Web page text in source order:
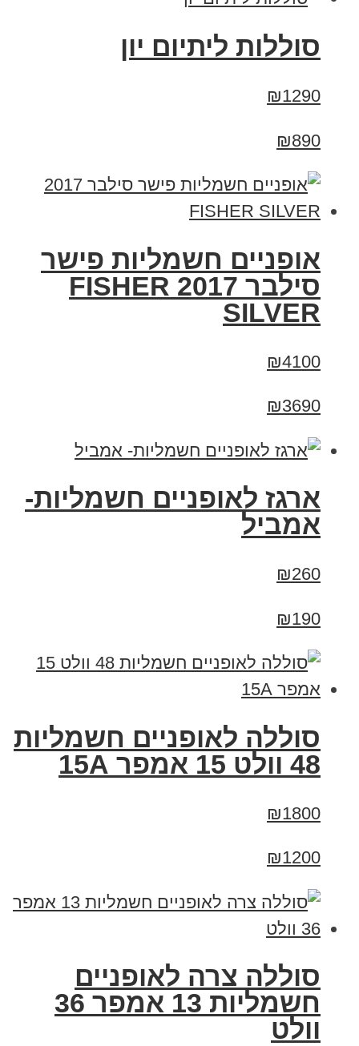
סוללות ליתיום יון
₪1290
₪890
אופניים חשמליות פישר
סילבר 2017 FISHER
SILVER
₪4100
₪3690
ארגז לאופניים חשמליות-
אמביל
₪260
₪190
סוללה לאופניים חשמליות
48 וולט 15 אמפר 15A
₪1800
₪1200
סוללה צרה לאופניים
חשמליות 13 אמפר 36
וולט